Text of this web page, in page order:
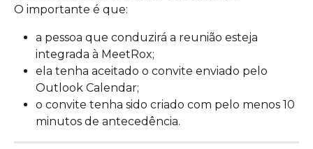
O importante é que:
a pessoa que conduzirá a reunião esteja
integrada à MeetRox;
ela tenha aceitado o convite enviado pelo
Outlook Calendar;
o convite tenha sido criado com pelo menos 10
minutos de antecedência.